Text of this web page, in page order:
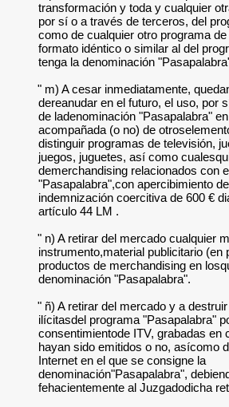
transformación y toda y cualquier
por sí o a través de terceros, del
como de cualquier otro programa
formato idéntico o similar al del
tenga la denominación
" m) A cesar inmediatamente,
dereanudar en el futuro, el uso, por
de ladenominación "Pasapalabra"
acompañada (o no) de
distinguir programas de televisión,
juegos, juguetes, así como
demerchandising relacionados con
"Pasapalabra",con apercibimiento
indemnización coercitiva de 600 €
artículo 44 LM .
" n) A retirar del mercado cualquier
instrumento,material publicitario (en
productos de merchandising en
denominación "Pasapalabra".
" ñ) A retirar del mercado y a
ilícitasdel programa "Pasapalabra"
consentimientode ITV, grabadas en
hayan sido emitidos o no, asícomo
Internet en el que se consigne la
denominación"Pasapalabra",
fehacientemente al Juzgadodicha